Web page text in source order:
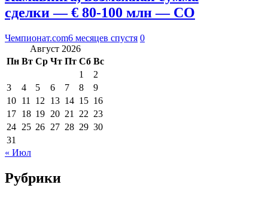
сделки — € 80-100 млн — CO
Чемпионат.com6 месяцев спустя 0
Август 2026
Пн Вт Ср Чт Пт Сб Вс
1
2
3
4 5 6 7 8
9
10 11 12 13 14 15 16
17 18 19 20 21 22 23
24 25 26 27 28 29 30
31
« Июл
Рубрики